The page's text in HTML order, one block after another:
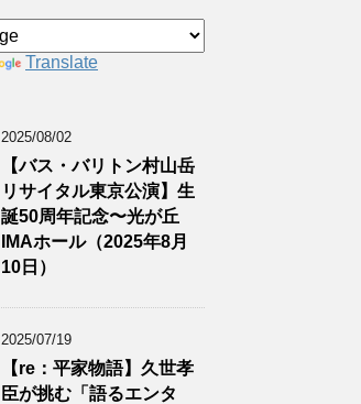
Translate
2025/08/02
【バス・バリトン村山岳
リサイタル東京公演】生
誕50周年記念〜光が丘
IMAホール（2025年8月
10日）
2025/07/19
【re：平家物語】久世孝
臣が挑む「語るエンタ